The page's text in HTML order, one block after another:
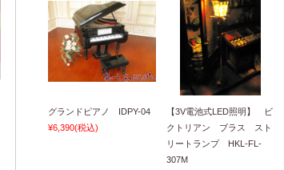
グランドピアノ IDPY-04
¥6,390(税込)
【3V電池式LED照明】 ビ
クトリアン ブラス スト
リートランプ HKL-FL-
307M